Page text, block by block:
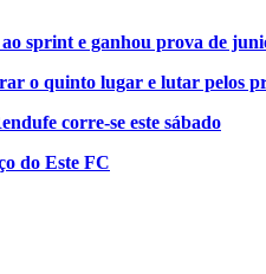
ao sprint e ganhou prova de
o quinto lugar e lutar pelos
corre-se este sábado
do Este FC